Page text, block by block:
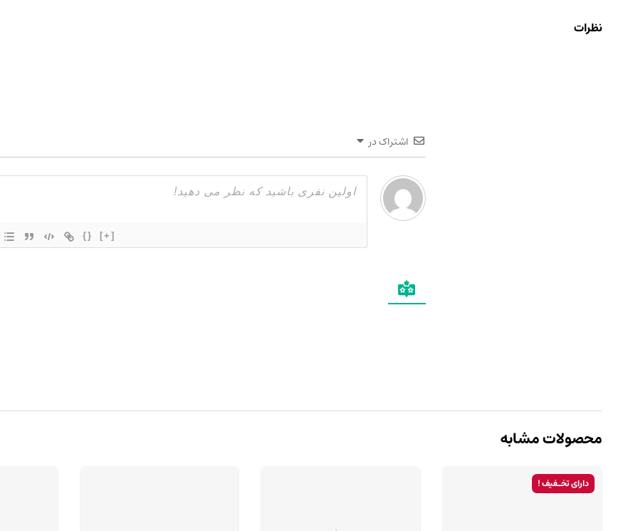
نظرات
اشتراک در
{} [+]
محصولات مشابه
دارای تخـفیف !